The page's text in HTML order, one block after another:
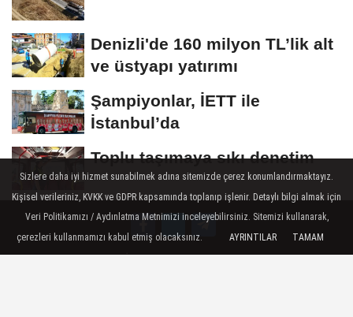
Denizli'de 160 milyon TL’lik alt
ve üstyapı yatırımı
Şampiyonlar, İETT ile
İstanbul’da
Toplu taşımaya sıkı denetim
Sizlere daha iyi hizmet sunabilmek adına sitemizde çerez konumlandırmaktayız.
Kişisel verileriniz, KVKK ve GDPR kapsamında toplanıp işlenir. Detaylı bilgi almak için
Veri Politikamızı / Aydınlatma Metnimizi inceleyebilirsiniz. Sitemizi kullanarak,
çerezleri kullanmamızı kabul etmiş olacaksınız.
AYRINTILAR TAMAM